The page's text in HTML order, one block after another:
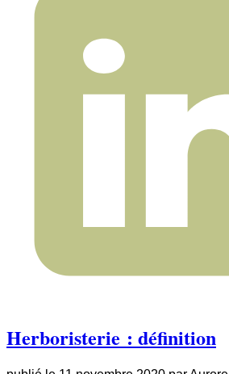
Herboristerie : définition